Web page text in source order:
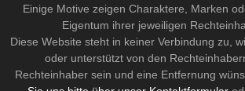
Einige Motive zeigen Charaktere, Marken
Eigentum ihrer jeweiligen
Diese Website steht in keiner Verbindung zu,
oder unterstützt von den
Rechteinhaber sein und eine Entfernung